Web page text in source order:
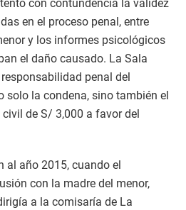
con contundencia la validez
en el proceso penal, entre
y los informes psicológicos
el daño causado. La Sala
penal del
solo la condena, sino también el
de S/ 3,000 a favor del
al año 2015, cuando el
con la madre del menor,
a la comisaría de La